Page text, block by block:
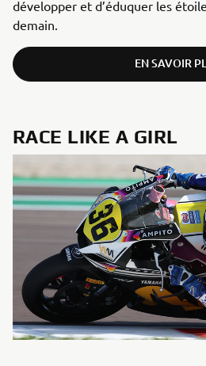
développer et d’éduquer les
demain.
EN SAVOIR
RACE LIKE A GIRL